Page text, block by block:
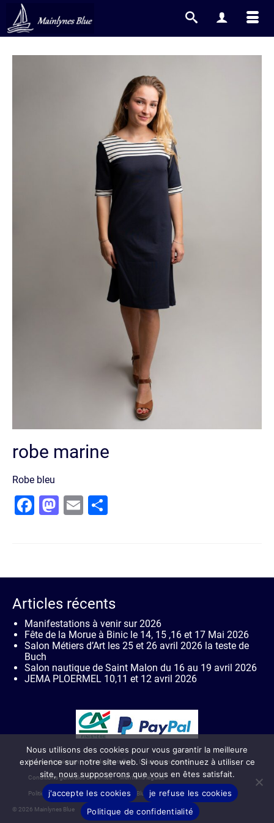
robe marine
Robe bleu
Facebook
Mastodon
Email
Articles récents
Manifestations à venir sur 2026
Fête de la Morue à Binic le 14, 15 ,16 et 17 Mai 2026
Salon Métiers d’Art les 25 et 26 avril 2026 la teste de
Buch
Salon nautique de Saint Malon du 16 au 19 avril 2026
JEMA PLOERMEL 10,11 et 12 avril 2026
Moyen de paiement Guide des tailles Livraison en France
Conditions générales de ventes Mentions légales
Politique de confidentialité de Mainlynes Blue Contact
© 2026 Mainlynes Blue
Nous utilisons des cookies pour vous garantir la meilleure
expérience sur notre site web. Si vous continuez à utiliser ce
site, nous supposerons que vous en êtes satisfait.
j'accepte les cookies
je refuse les cookies
Politique de confidentialité